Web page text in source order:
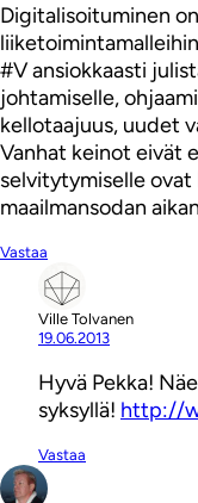
Digitalisoituminen
#V ansiokkaasti
johtamiselle,
kellotaajuus, uudet
Vanhat keinot eivät
selvitytymiselle ovat
maailmansodan
Vastaa
Ville Tolvanen
19.06.2013
Hyvä Pekka!
syksyllä! http://
Vastaa